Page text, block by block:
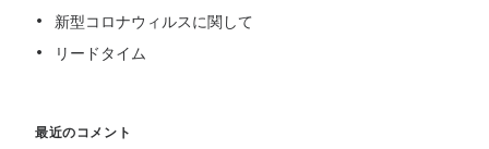
新型コロナウィルスに関して
リードタイム
最近のコメント